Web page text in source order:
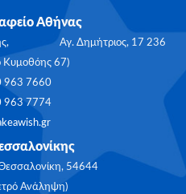
Αθήνας
Αγ. Δημήτριος, 17 236
Κυμοθόης 67)
963 7660
963 7774
54644
Ανάληψη)